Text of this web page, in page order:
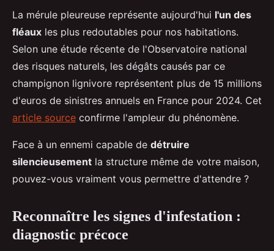
La mérule pleureuse représente aujourd'hui l'un des
fléaux les plus redoutables pour nos habitations.
Selon une étude récente de l'Observatoire national
des risques naturels, les dégâts causés par ce
champignon lignivore représentent plus de 15 millions
d'euros de sinistres annuels en France pour 2024. Cet
article source confirme l'ampleur du phénomène.
Face à un ennemi capable de détruire
silencieusement la structure même de votre maison,
pouvez-vous vraiment vous permettre d'attendre ?
Reconnaître les signes d'infestation :
diagnostic précoce